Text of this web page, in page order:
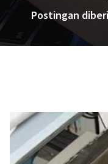
Postingan